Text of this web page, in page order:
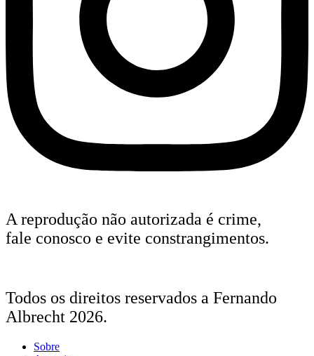
A reprodução não autorizada é crime,
fale conosco e evite constrangimentos.
Todos os direitos reservados a Fernando
Albrecht 2026.
Sobre